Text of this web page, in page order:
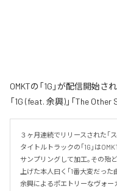
OMKTの「1G」が配信開始
「1G (feat. 余興)」「The
３ヶ月連続でリリースされた｢
タイトルトラックの｢1G｣は
サンプリングして加工｡その殆
上げた本人曰く｢1番大変だった
余興によるポエトリーなヴォー